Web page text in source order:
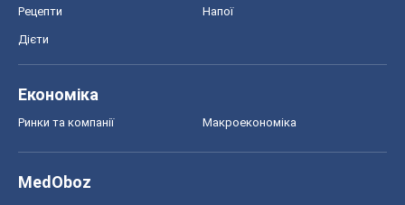
Рецепти Напої
Дієти
Економіка
Ринки та компанії Макроекономіка
MedOboz